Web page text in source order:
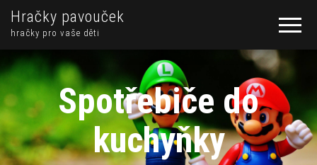
Hračky pavouček
hračky pro vaše děti
Spotřebiče do
kuchyňky